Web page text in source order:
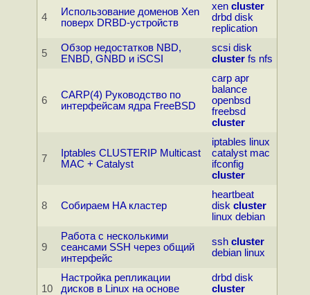
4
Использование доменов Xen
поверх DRBD-устройств
xen cluster
drbd disk
replication
5
Обзор недостатков NBD,
ENBD, GNBD и iSCSI
scsi disk
cluster fs nfs
6
CARP(4) Руководство по
интерфейсам ядра FreeBSD
carp apr
balance
openbsd
freebsd
cluster
7
Iptables CLUSTERIP Multicast
MAC + Catalyst
iptables linux
catalyst mac
ifconfig
cluster
8 Собираем HA кластер
heartbeat
disk cluster
linux debian
9
Работа с несколькими
сеансами SSH через общий
интерфейс
ssh cluster
debian linux
10
Настройка репликации
дисков в Linux на основе
drbd disk
cluster